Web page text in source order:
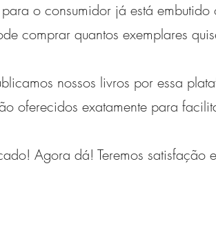
o consumidor já está
comprar quantos exemplares
nossos livros por essa
oferecidos exatamente para
Agora dá! Teremos satisfação